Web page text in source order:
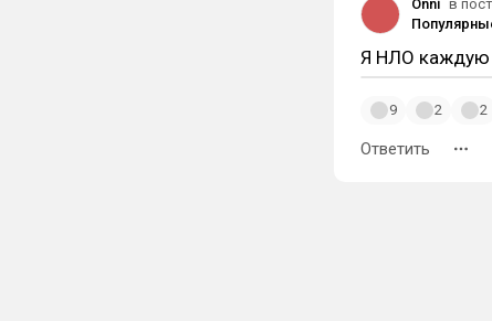
Onni в
Я НЛО каждую
9 2 2
Ответить